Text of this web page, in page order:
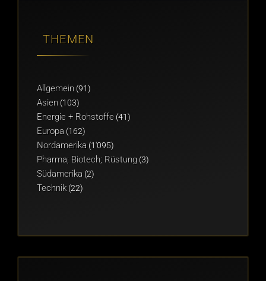
THEMEN
Allgemein (91)
Asien (103)
Energie + Rohstoffe (41)
Europa (162)
Nordamerika (1'095)
Pharma; Biotech; Rüstung (3)
Südamerika (2)
Technik (22)